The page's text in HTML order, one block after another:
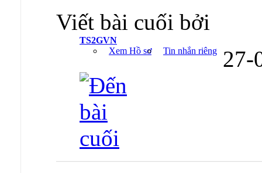
Viết bài cuối bởi
TS2GVN
Xem Hồ sơ
Tin nhắn riêng 27-